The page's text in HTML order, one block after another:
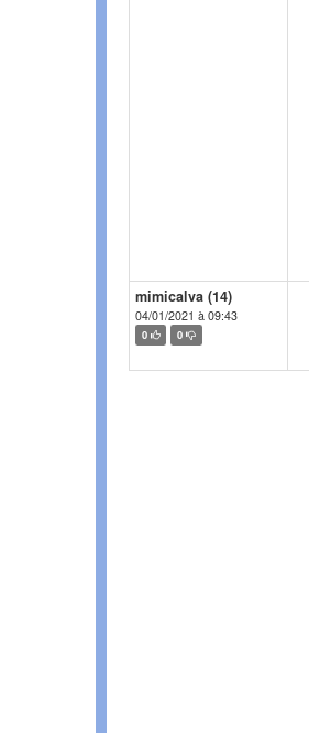
mimicalva (14)
04/01/2021 à 09:43
0 0